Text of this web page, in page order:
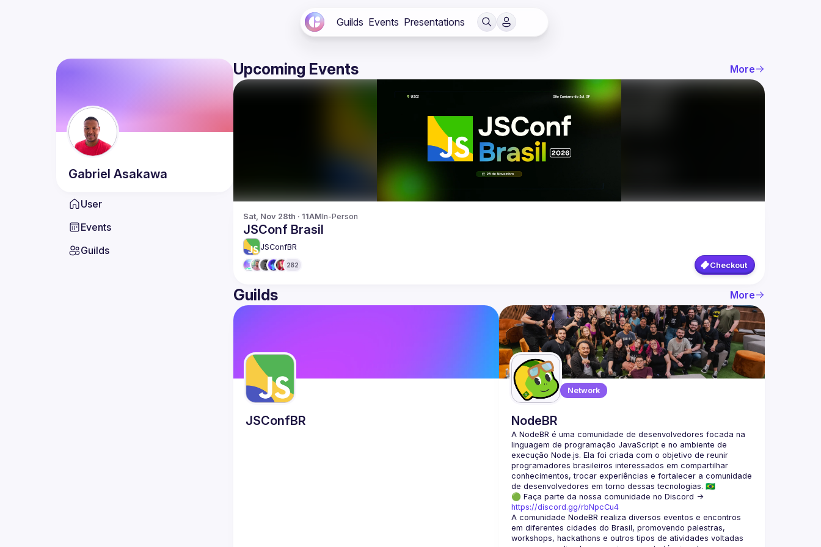
Guilds Events Presentations
Gabriel Asakawa
User
Events
Guilds
Upcoming Events More
Sat, Nov 28th · 11AMIn-Person
JSConf Brasil
JSConfBR
282 Checkout
Guilds More
JSConfBR
Network
NodeBR
A NodeBR é uma comunidade de desenvolvedores focada na
linguagem de programação JavaScript e no ambiente de
execução Node.js. Ela foi criada com o objetivo de reunir
programadores brasileiros interessados em compartilhar
conhecimentos, trocar experiências e fortalecer a comunidade
🟢 Faça parte da nossa comunidade no Discord ->
https://discord.gg/rbNpcCu4
A comunidade NodeBR realiza diversos eventos e encontros
em diferentes cidades do Brasil, promovendo palestras,
workshops, hackathons e outros tipos de atividades voltadas